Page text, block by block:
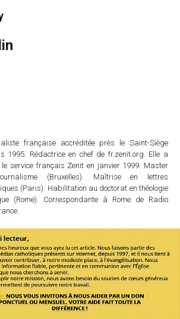
r
française accréditée près le Saint-Siège
1995. Rédactrice en chef de fr.zenit.org. Elle a
le service français Zenit en janvier 1999. Master
(Bruxelles). Maîtrise en lettres
(Paris). Habilitation au doctorat en théologie
(Rome). Correspondante à Rome de Radio